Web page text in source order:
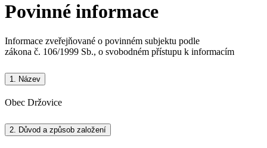
Povinné informace
Informace zveřejňované o povinném subjektu podle
zákona č. 106/1999 Sb., o svobodném přístupu k informacím
1. Název
Obec Držovice
2. Důvod a způsob založení